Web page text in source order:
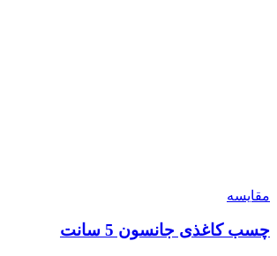
مقایسه
چسب کاغذی جانسون 5 سانت